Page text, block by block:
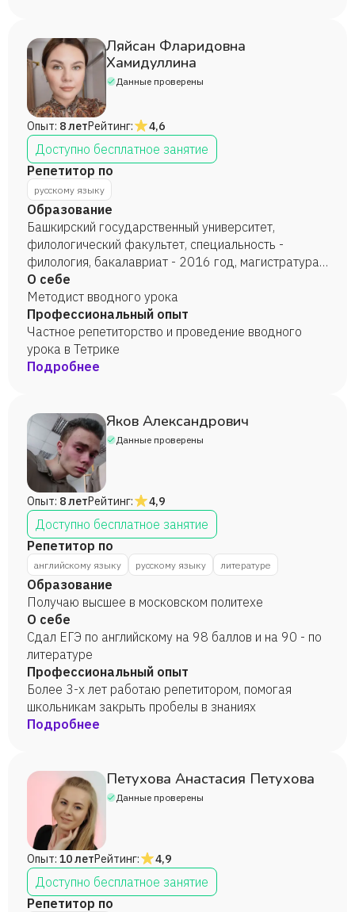
Ляйсан Фларидовна
Хамидуллина
Данные проверены
Опыт: 8 летРейтинг: 4,6
Доступно бесплатное занятие
Репетитор по
русскому языку
Образование
Башкирский государственный университет,
филологический факультет, специальность -
филология, бакалавриат - 2016 год, магистратура -
2018 год.
О себе
Методист вводного урока
Профессиональный опыт
Частное репетиторство и проведение вводного
урока в Тетрике
Подробнее
Яков Александрович
Данные проверены
Опыт: 8 летРейтинг: 4,9
Доступно бесплатное занятие
Репетитор по
английскому языку русскому языку литературе
Образование
Получаю высшее в московском политехе
О себе
Сдал ЕГЭ по английскому на 98 баллов и на 90 - по
литературе
Профессиональный опыт
Более 3-х лет работаю репетитором, помогая
школьникам закрыть пробелы в знаниях
Подробнее
Петухова Анастасия Петухова
Данные проверены
Опыт: 10 летРейтинг: 4,9
Доступно бесплатное занятие
Репетитор по